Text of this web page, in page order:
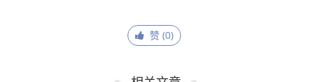
赞 (0)